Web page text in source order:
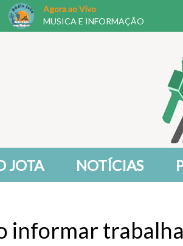
Agora ao Vivo
MUSICA E INFORMAÇÃO
JOTA NOTÍCIAS
informar